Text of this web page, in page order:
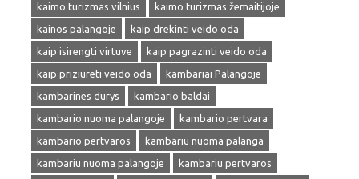
kaimo turizmas vilnius
kaimo turizmas žemaitijoje
kainos palangoje
kaip drekinti veido oda
kaip isirengti virtuve
kaip pagrazinti veido oda
kaip priziureti veido oda
kambariai Palangoje
kambarines durys
kambario baldai
kambario nuoma palangoje
kambario pertvara
kambario pertvaros
kambariu nuoma palanga
kambariu nuoma palangoje
kambariu pertvaros